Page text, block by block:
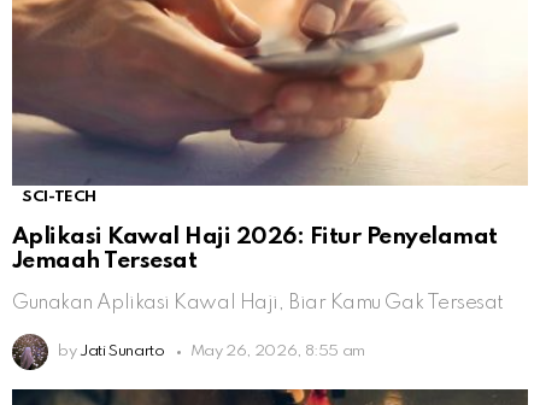
SCI-TECH
Aplikasi Kawal Haji 2026: Fitur Penyelamat
Jemaah Tersesat
Gunakan Aplikasi Kawal Haji, Biar Kamu Gak Tersesat
by Jati Sunarto May 26, 2026, 8:55 am